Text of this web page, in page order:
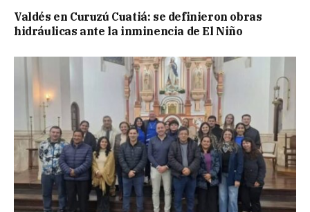
Valdés en Curuzú Cuatiá: se definieron obras
hidráulicas ante la inminencia de El Niño